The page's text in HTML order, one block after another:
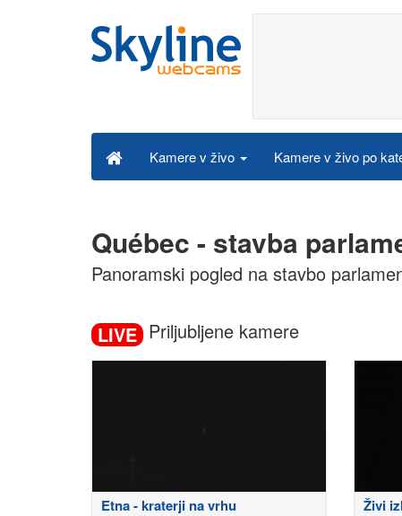
Kamere v živo Kamere v živo po
Québec - stavba
Panoramski pogled na stavbo
LIVE Priljubljene kamere
Etna - kraterji na vrhu Živi